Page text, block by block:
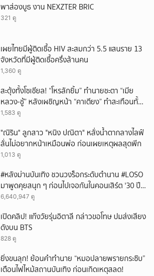
พาส่องบูธ งาน NEXZTER BRIC
321 ดู
เผยไทยมีผู้ติดเชื้อ HIV สะสมกว่า 5.5 แสนราย 13
จังหวัดที่มีผู้ติดเชื้อครึ่งล้านคน
1,360 ดู
สะดุ้งทั้งโซเชียล! “โหรลักยิ้ม” ทำนายชะตา “เมีย
หลวง-ชู้” หลังเผชิญหน้า “คาเตียง” ทำสะเทือนทั้ง
ประเทศ
1,583 ดู
"ณิริน" ลูกสาว "หนิง ปณิตา" หลั่งน้ำตากลางไลฟ์
ลั่นไม่อยากหน้าเหมือนพ่อ ก่อนเผยเหตุผลสุดพีก
1,013 ดู
#หลังม่านบันเทิง ชวนวงร็อกระดับตำนาน #LOSO
มาพูดคุยสนุก ๆ ก่อนไปเจอกันในคอนเสิร์ต '30 ปี
LOSO นานเท่าไรก็รอ'
6,640,947 ดู
เปิดคลิป! แก๊งวัยรุ่นอิตาลี กล่าวขอโทษ ปมส่งเสียง
ดังบน BTS
828 ดู
ยิ่งขนลุก! ย้อนคำทำนาย “หมอปลายพรายกระซิบ”
เตือนไฟไหม้สถานบันเทิง ก่อนเกิดเหตุสลด!